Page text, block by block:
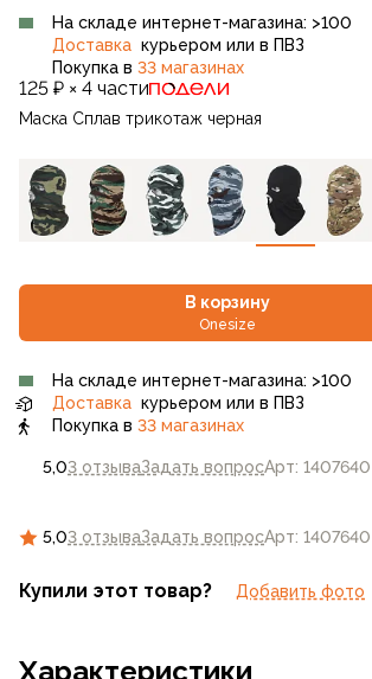
5,03 отзываЗадать вопросАрт: 1407640
На складе интернет-магазина: >100
Доставка курьером или в ПВЗ
Покупка в 33 магазинах
125 ₽ × 4 части
Маска Сплав трикотаж черная
В корзину
Onesize
5,03 отзываЗадать вопросАрт: 1407640
На складе интернет-магазина: >100
Доставка курьером или в ПВЗ
Покупка в 33 магазинах
Купили этот товар? Добавить фото
Характеристики